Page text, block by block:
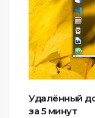
Удалённый
за 5 минут